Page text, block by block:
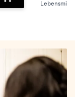
Zum Warenkorb